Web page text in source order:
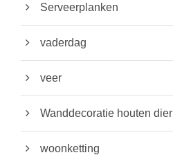
Serveerplanken
vaderdag
veer
Wanddecoratie houten dier
woonketting